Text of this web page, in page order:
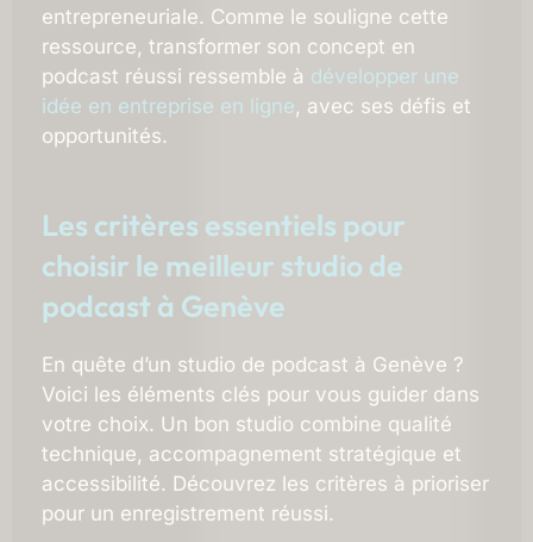
entrepreneuriale. Comme le souligne cette
ressource, transformer son concept en
podcast réussi ressemble à développer une
idée en entreprise en ligne , avec ses défis et
opportunités.
Les critères essentiels pour
choisir le meilleur studio de
podcast à Genève
En quête d’un studio de podcast à Genève ?
Voici les éléments clés pour vous guider dans
votre choix. Un bon studio combine qualité
technique, accompagnement stratégique et
accessibilité. Découvrez les critères à prioriser
pour un enregistrement réussi.